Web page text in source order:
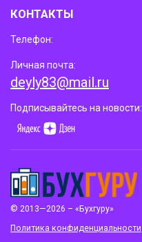
© 2013—2026 – «Бухгуру»
Политика конфиденциальности
КОНТАКТЫ
Телефон:
Личная почта:
deyly83@mail.ru
Подписывайтесь на новости: